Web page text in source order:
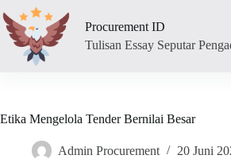
to
content
Procurement ID
Tulisan Essay Seputar
Etika Mengelola Tender Bernilai Besar
Admin Procurement
20 Juni